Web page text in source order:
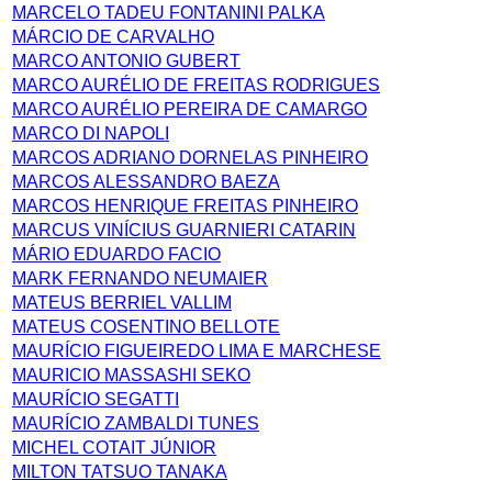
MARCELO TADEU FONTANINI PALKA
MÁRCIO DE CARVALHO
MARCO ANTONIO GUBERT
MARCO AURÉLIO DE FREITAS RODRIGUES
MARCO AURÉLIO PEREIRA DE CAMARGO
MARCO DI NAPOLI
MARCOS ADRIANO DORNELAS PINHEIRO
MARCOS ALESSANDRO BAEZA
MARCOS HENRIQUE FREITAS PINHEIRO
MARCUS VINÍCIUS GUARNIERI CATARIN
MÁRIO EDUARDO FACIO
MARK FERNANDO NEUMAIER
MATEUS BERRIEL VALLIM
MATEUS COSENTINO BELLOTE
MAURÍCIO FIGUEIREDO LIMA E MARCHESE
MAURICIO MASSASHI SEKO
MAURÍCIO SEGATTI
MAURÍCIO ZAMBALDI TUNES
MICHEL COTAIT JÚNIOR
MILTON TATSUO TANAKA